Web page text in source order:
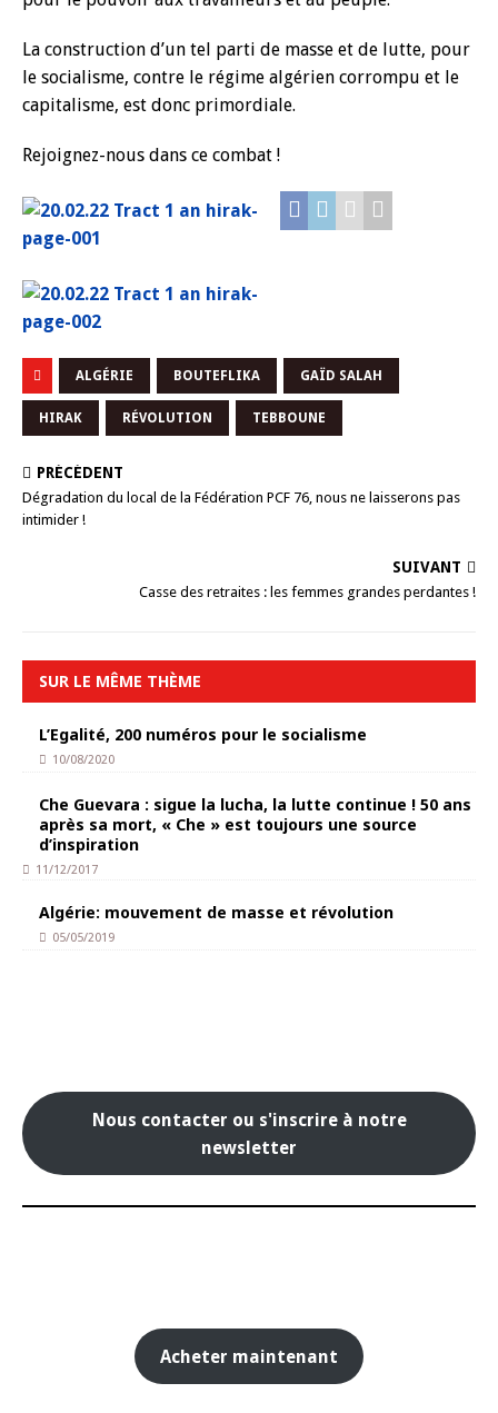
La construction d’un tel parti de masse et de lutte, pour
le socialisme, contre le régime algérien corrompu et le
capitalisme, est donc primordiale.
Rejoignez-nous dans ce combat !
ALGÉRIE BOUTEFLIKA GAÏD SALAH
HIRAK RÉVOLUTION TEBBOUNE
PRÉCÉDENT
Dégradation du local de la Fédération PCF 76, nous ne laisserons pas
intimider !
SUIVANT
Casse des retraites : les femmes grandes perdantes !
SUR LE MÊME THÈME
L’Egalité, 200 numéros pour le socialisme
10/08/2020
Che Guevara : sigue la lucha, la lutte continue ! 50 ans
après sa mort, « Che » est toujours une source
d’inspiration
11/12/2017
Algérie: mouvement de masse et révolution
05/05/2019
Nous contacter ou s'inscrire à notre
newsletter
Acheter maintenant